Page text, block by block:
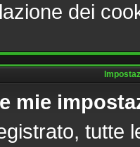
dei
mie
tutte